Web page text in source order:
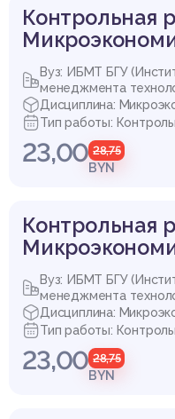
Контрольная
Вуз: ИБМТ БГУ
менеджмента
Дисциплина:
Тип работы:
23,00 28,75
BYN
Контрольная
Вуз: ИБМТ БГУ
менеджмента
Дисциплина:
Тип работы:
23,00 28,75
BYN